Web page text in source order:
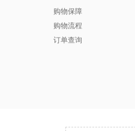
购物保障
购物流程
订单查询